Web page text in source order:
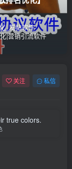
_发帖软件
|营销引流软件
关注 私信
true colors.